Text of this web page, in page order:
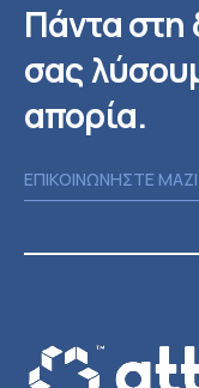
Πάντα στη
σας
απορία.
ΕΠΙΚΟΙΝΩΝΗΣΤΕ